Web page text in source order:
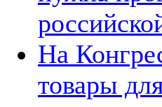
На
товары